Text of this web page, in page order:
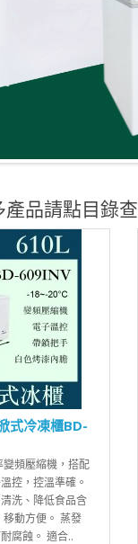
品請點目錄查
式冷凍櫃BD-
頻壓縮機，搭配
控，控溫準確。
洗、降低食品含
動方便。 蒸發
腐蝕。 適合..